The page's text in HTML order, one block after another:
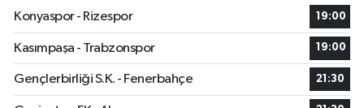
Konyaspor - Rizespor
19:00
Kasımpaşa - Trabzonspor 19:00
Gençlerbirliği S.K. - Fenerbahçe 21:30